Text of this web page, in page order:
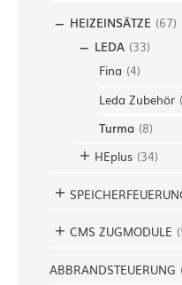
HEIZEINSÄTZE (67)
LEDA (33)
Fina (4)
Leda Zubehör (
Turma (8)
HEplus (34)
CMS ZUGMODULE (
ABBRANDSTEUERUNG